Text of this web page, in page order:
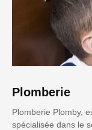
Plomberie
Plomberie Plomby,
spécialisée dans le